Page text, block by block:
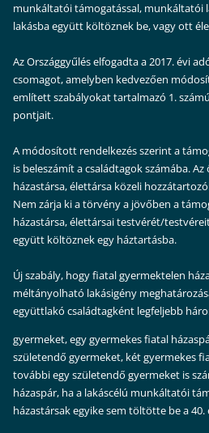
munkáltatói támogatással, munkáltatói
lakásba együtt költöznek be, vagy ott
Az Országgyűlés elfogadta a 2017. évi
csomagot, amelyben kedvezően
említett szabályokat tartalmazó 1.
pontjait.
A módosított rendelkezés szerint a
is beleszámít a családtagok számába.
házastársa, élettársa közeli
Nem zárja ki a törvény a jövőben a
házastársa, élettársai testvérét/
együtt költöznek egy háztartásba.
Új szabály, hogy fiatal gyermektelen
méltányolható lakásigény
együttlakó családtagként legfeljebb
gyermeket, egy gyermekes fiatal
születendő gyermeket, két gyermekes
további egy születendő gyermeket is
házaspár, ha a lakáscélú munkáltatói
házastársak egyike sem töltötte be a 40.